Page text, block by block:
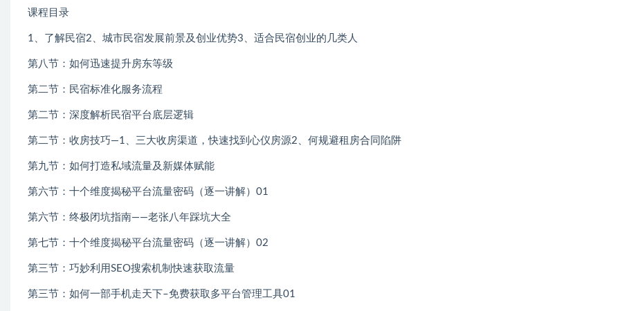
课程目录
1、了解民宿2、城市民宿发展前景及创业优势3、适合民宿创业的几类人
第八节：如何迅速提升房东等级
第二节：民宿标准化服务流程
第二节：深度解析民宿平台底层逻辑
第二节：收房技巧—1、三大收房渠道，快速找到心仪房源2、何规避租房合同陷阱
第九节：如何打造私域流量及新媒体赋能
第六节：十个维度揭秘平台流量密码（逐一讲解）01
第六节：终极闭坑指南——老张八年踩坑大全
第七节：十个维度揭秘平台流量密码（逐一讲解）02
第三节：巧妙利用SEO搜索机制快速获取流量
第三节：如何一部手机走天下–免费获取多平台管理工具01